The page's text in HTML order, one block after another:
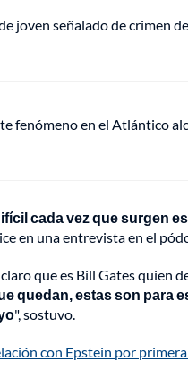
joven señalado de crimen
fenómeno en el Atlántico
cada vez que surgen
en una entrevista en el
que es Bill Gates quien
quedan, estas son para
", sostuvo.
con Epstein por